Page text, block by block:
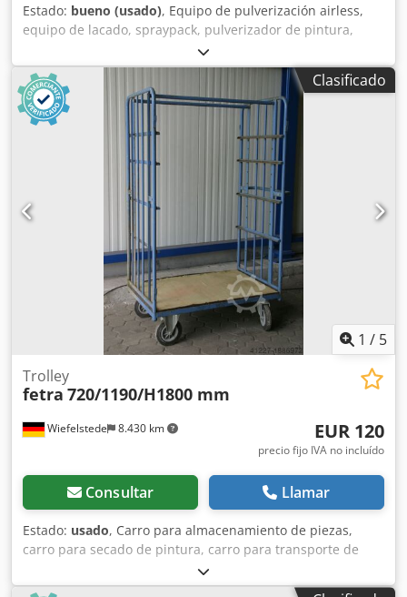
Estado: bueno (usado), Equipo de pulverización airless,
equipo de lacado, spraypack, pulverizador de pintura,
sistema de pulverización de pintura, bomba de barniz,
pulverizador electrostático, sistema airless completo,
bombas de pistón neumáticas, bomba airless de alta
presión, motor neumático, AIR MOTOR -Fabricante:
Wagner, equipo de pulverización airless tipo: 33-70 con
carro de transporte y pistola de pulverización -Caudal
máximo de material: 12,6 l/min -Presión de entrada de
aire: máx. 8 bar, presión de trabajo máx. 264 bar -
Componentes individuales: ver fotos Dedpfx Acsw U T
Atjljkr -Dimensiones: 830/680/H1140 mm -Peso: 50 kg
Clasificado
1 / 5
Wiefelstede 8.430 km
Trolley
fetra 720/1190/H1800 mm
EUR 120
precio fijo IVA no incluído
Consultar Llamar
Estado: usado, Carro para almacenamiento de piezas,
carro para secado de pintura, carro para transporte de
equipos especiales, carro de transporte, carro de
estanterías -Longitud total: 1190 mm Dkodpob Hw D Rsfx